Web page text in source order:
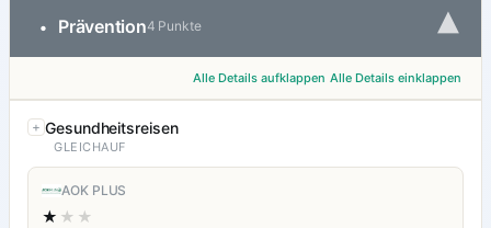
• Prävention4 Punkte ▾
Alle Details aufklappen Alle Details einklappen
Gesundheitsreisen
GLEICHAUF
AOK PLUS
★ ★★